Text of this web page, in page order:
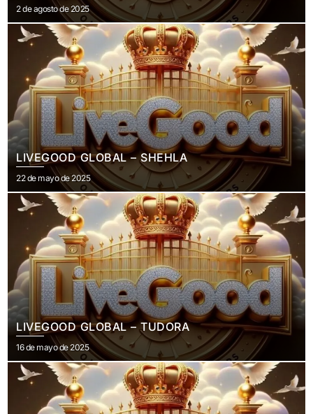
Publicado
el
2 de agosto de 2025
LIVEGOOD GLOBAL – SHEHLA
Publicado
el
22 de mayo de 2025
LIVEGOOD GLOBAL – TUDORA
Publicado
el
16 de mayo de 2025